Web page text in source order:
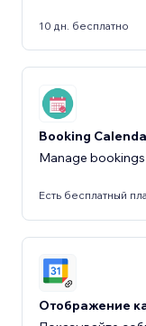
10 дн. бесплатно
Booking
Manage
Есть бесплатный
Отображение